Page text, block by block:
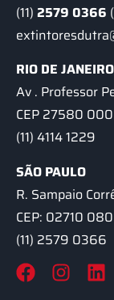
(11) 2579 0366
RIO DE JANEIRO
Av . Professor
CEP 27580
(11) 4114 1229
SÃO PAULO
R. Sampaio
CEP: 02710
(11) 2579 0366